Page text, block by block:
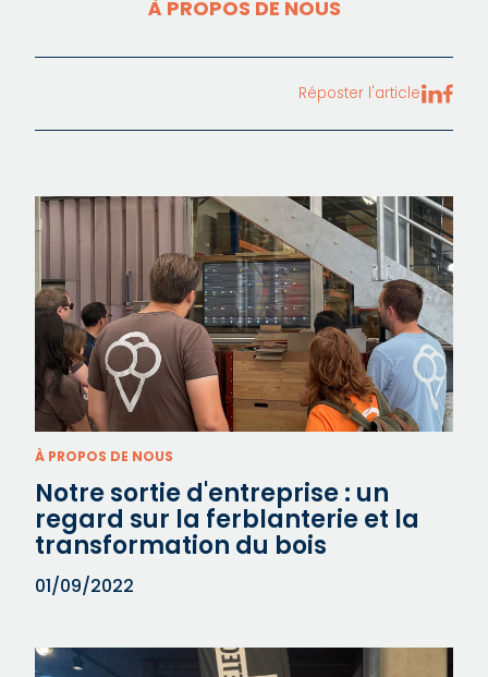
À PROPOS DE NOUS
Réposter l'article
À PROPOS DE NOUS
Notre sortie d'entreprise : un
regard sur la ferblanterie et la
transformation du bois
01/09/2022